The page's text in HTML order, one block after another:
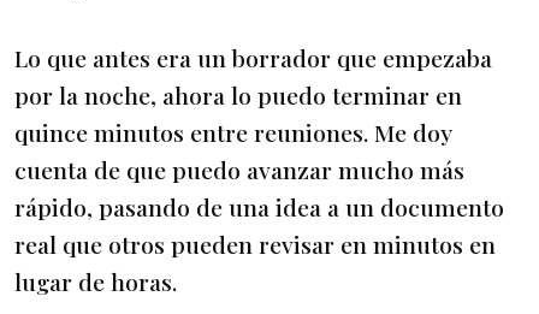
Lo que antes era un borrador que empezaba
por la noche, ahora lo puedo terminar en
quince minutos entre reuniones. Me doy
cuenta de que puedo avanzar mucho más
rápido, pasando de una idea a un documento
real que otros pueden revisar en minutos en
lugar de horas.